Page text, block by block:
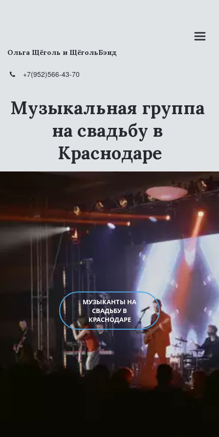
Ольга Щёголь и ЩёгольБэнд
+7(952)566-43-70
Музыкальная группа
на свадьбу в
Краснодаре
МУЗЫКАНТЫ НА
СВАДЬБУ В
КРАСНОДАРЕ